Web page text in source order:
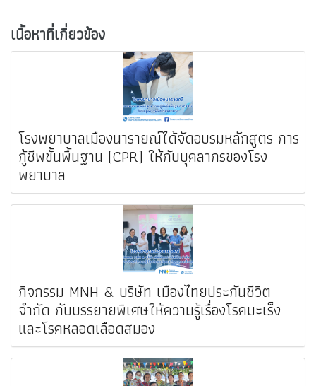
เนื้อหาที่เกี่ยวข้อง
โรงพยาบาลเมืองนารายณ์ได้จัดอบรมหลักสูตร การ
กู้ชีพขั้นพื้นฐาน (CPR) ให้กับบุคลากรของโรง
พยาบาล
กิจกรรม MNH & บริษัท เมืองไทยประกันชีวิต
จำกัด กับบรรยายพิเศษให้ความรู้เรื่องโรคมะเร็ง
และโรคหลอดเลือดสมอง